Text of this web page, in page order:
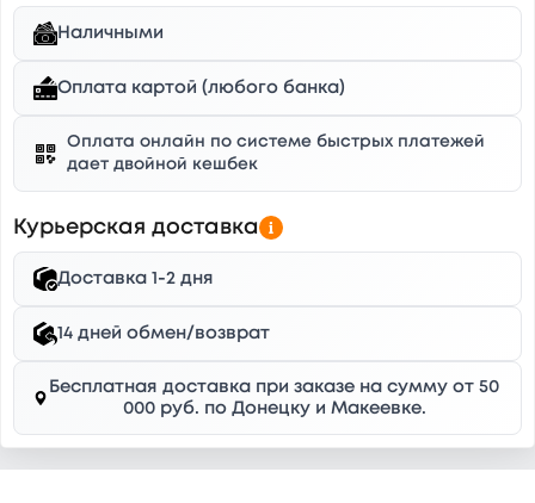
Наличными
Оплата картой (любого банка)
Оплата онлайн по системе быстрых платежей
дает двойной кешбек
Курьерская доставка
Доставка 1-2 дня
14 дней обмен/возврат
Бесплатная доставка при заказе на сумму от 50
000 руб. по Донецку и Макеевке.